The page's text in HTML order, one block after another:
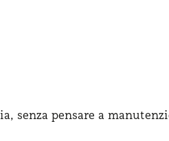
senza pensare a